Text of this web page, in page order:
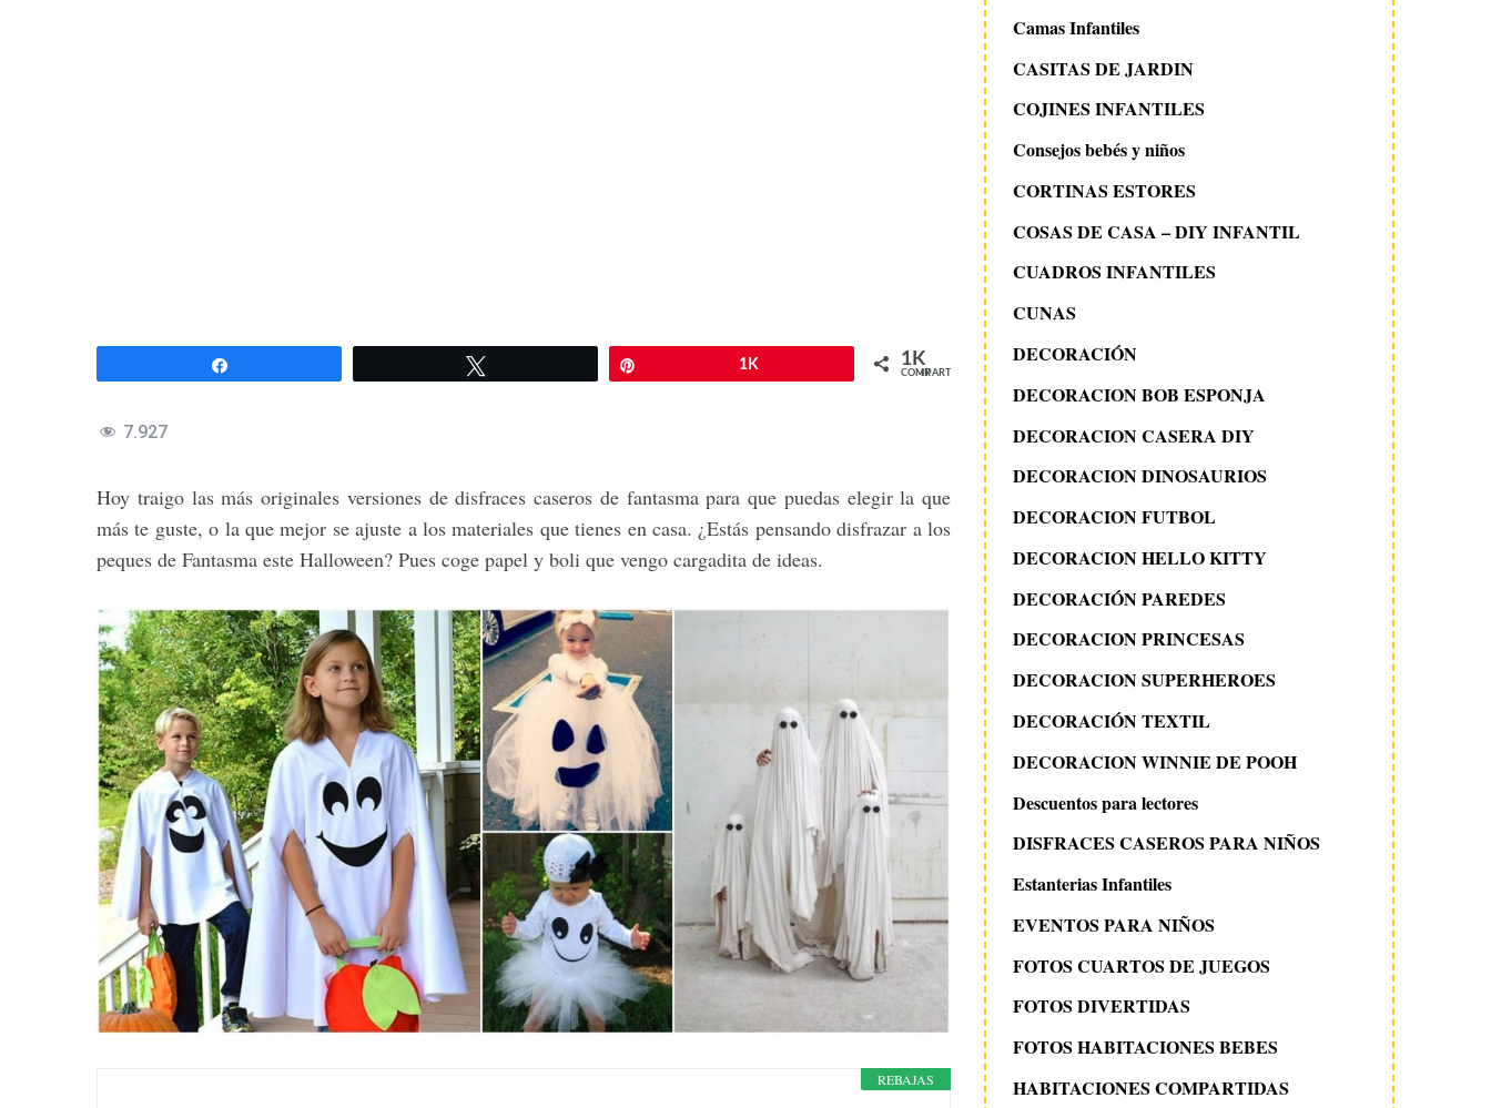
1K 1K
COMPARTIR
7.927
Hoy traigo las más originales versiones de disfraces caseros de fantasma para que puedas elegir la que
más te guste, o la que mejor se ajuste a los materiales que tienes en casa. ¿Estás pensando disfrazar a los
peques de Fantasma este Halloween? Pues coge papel y boli que vengo cargadita de ideas.
REBAJAS
Camas Infantiles
CASITAS DE JARDIN
COJINES INFANTILES
Consejos bebés y niños
CORTINAS ESTORES
COSAS DE CASA – DIY INFANTIL
CUADROS INFANTILES
CUNAS
DECORACIÓN
DECORACION BOB ESPONJA
DECORACION CASERA DIY
DECORACION DINOSAURIOS
DECORACION FUTBOL
DECORACION HELLO KITTY
DECORACIÓN PAREDES
DECORACION PRINCESAS
DECORACION SUPERHEROES
DECORACIÓN TEXTIL
DECORACION WINNIE DE POOH
Descuentos para lectores
DISFRACES CASEROS PARA NIÑOS
Estanterias Infantiles
EVENTOS PARA NIÑOS
FOTOS CUARTOS DE JUEGOS
FOTOS DIVERTIDAS
FOTOS HABITACIONES BEBES
HABITACIONES COMPARTIDAS